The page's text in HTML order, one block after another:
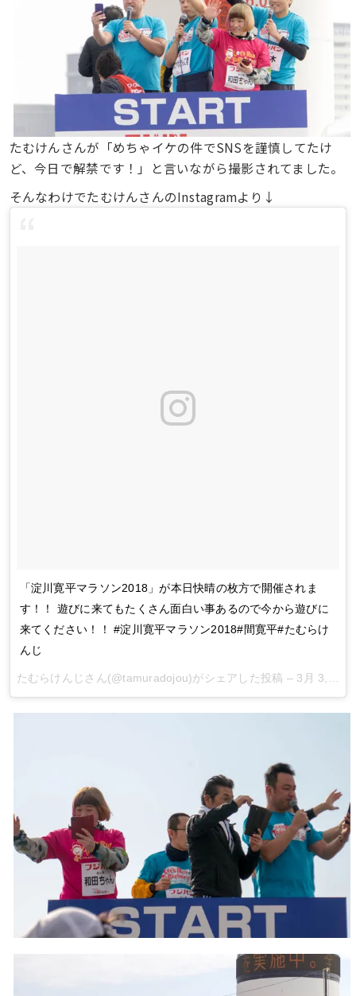
たむけんさんが「めちゃイケの件でSNSを謹慎してたけ
ど、今日で解禁です！」と言いながら撮影されてました。
そんなわけでたむけんさんのInstagramより↓
「淀川寛平マラソン2018」が本日快晴の枚方で開催されま
す！！ 遊びに来てもたくさん面白い事あるので今から遊びに
来てください！！ #淀川寛平マラソン2018#間寛平#たむらけ
んじ
たむらけんじ さん(@tamuradojou)がシェアした投稿 – 3月 3, 2018 at 3:33午後 PST